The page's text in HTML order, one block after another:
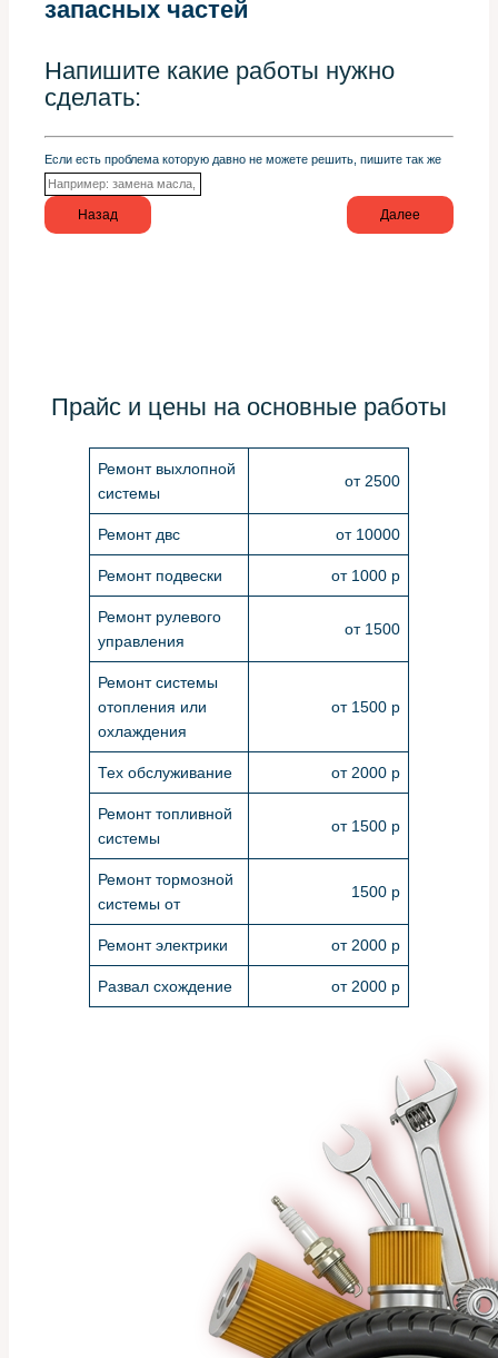
запасных частей
Напишите какие работы нужно
сделать:
Если есть проблема которую давно не можете решить, пишите так же
Назад Далее
Прайс и цены на основные работы
Ремонт выхлопной
системы
от 2500
Ремонт двс от 10000
Ремонт подвески от 1000 р
Ремонт рулевого
управления
от 1500
Ремонт системы
отопления или
охлаждения
от 1500 р
Тех обслуживание от 2000 р
Ремонт топливной
системы
от 1500 р
Ремонт тормозной
системы от
1500 р
Ремонт электрики от 2000 р
Развал схождение от 2000 р